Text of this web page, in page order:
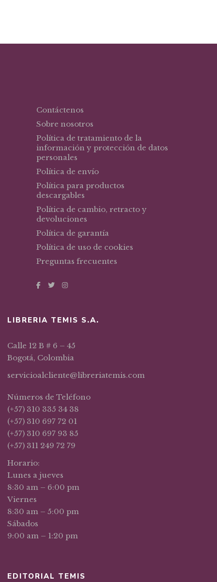
$32,80.$24,60.
Contáctenos
Sobre nosotros
Política de tratamiento de la
información y protección de datos
personales
Política de envío
Política para productos
descargables
Política de cambio, retracto y
devoluciones
Política de garantía
Política de uso de cookies
Preguntas frecuentes
LIBRERIA TEMIS S.A.
Calle 12 B # 6 – 45
Bogotá, Colombia
servicioalcliente@libreriatemis.com
Números de Teléfono
(+57) 310 335 34 38
(+57) 310 697 72 01
(+57) 310 697 93 85
(+57) 311 249 72 79
Horario:
Lunes a jueves
8:30 am – 6:00 pm
Viernes
8:30 am – 5:00 pm
Sábados
9:00 am – 1:20 pm
EDITORIAL TEMIS